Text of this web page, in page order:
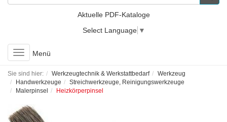
Aktuelle PDF-Kataloge
Select Language ▼
Toggle
navigation
Menü
Sie sind hier: Werkzeugtechnik & Werkstattbedarf
Werkzeug
Handwerkzeuge
Streichwerkzeuge, Reinigungswerkzeuge
Malerpinsel
Heizkörperpinsel